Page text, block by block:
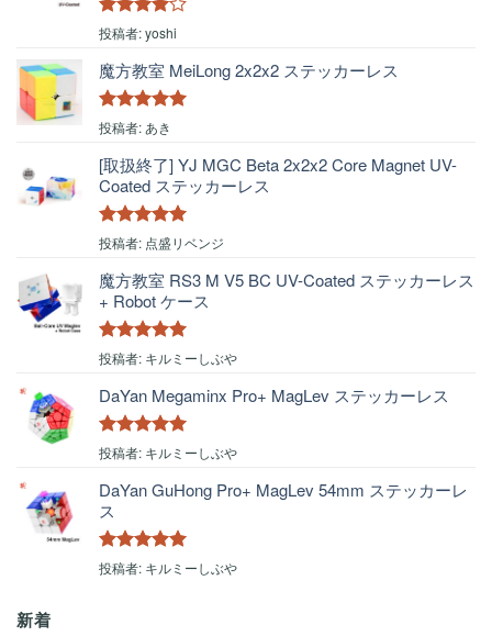
5段階中4
の評価
投稿者: yoshi
魔方教室 MeiLong 2x2x2 ステッカーレス
5段階中 5
投稿者: あき
[取扱終了] YJ MGC Beta 2x2x2 Core Magnet UV-
Coated ステッカーレス
5段階中5の
投稿者: 点盛リベンジ
魔方教室 RS3 M V5 BC UV-Coated ステッカーレス
+ Robot ケース
5段階中 5 の
投稿者: キルミーしぶや
DaYan Megaminx Pro+ MagLev ステッカーレス
5段階中 5 の
投稿者: キルミーしぶや
DaYan GuHong Pro+ MagLev 54mm ステッカーレ
ス
5段階中 5 の
投稿者: キルミーしぶや
新着